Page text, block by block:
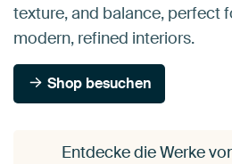
texture, and balance, perfect
modern, refined interiors.
Shop besuchen
Entdecke die Werke